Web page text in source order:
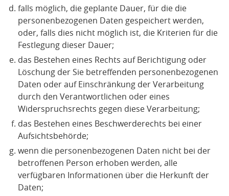
falls möglich, die geplante Dauer, für die die
personenbezogenen Daten gespeichert werden,
oder, falls dies nicht möglich ist, die Kriterien für die
Festlegung dieser Dauer;
das Bestehen eines Rechts auf Berichtigung oder
Löschung der Sie betreffenden personenbezogenen
Daten oder auf Einschränkung der Verarbeitung
durch den Verantwortlichen oder eines
Widerspruchsrechts gegen diese Verarbeitung;
das Bestehen eines Beschwerderechts bei einer
Aufsichtsbehörde;
wenn die personenbezogenen Daten nicht bei der
betroffenen Person erhoben werden, alle
verfügbaren Informationen über die Herkunft der
Daten;